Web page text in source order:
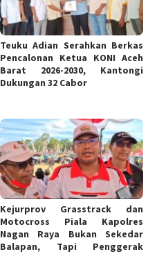
Teuku Adian Serahkan Berkas
Pencalonan Ketua KONI Aceh
Barat 2026-2030, Kantongi
Dukungan 32 Cabor
Kejurprov Grasstrack dan
Motocross Piala Kapolres
Nagan Raya Bukan Sekedar
Balapan, Tapi Penggerak